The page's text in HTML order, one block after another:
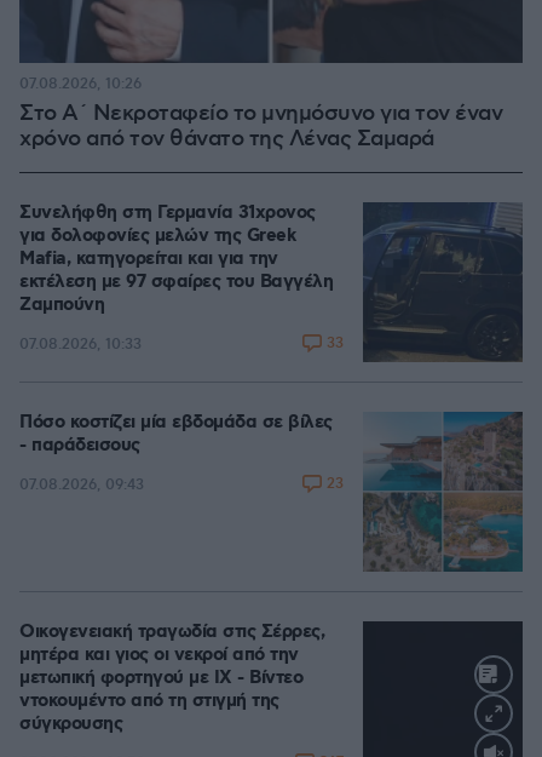
Στο Α΄ Νεκροταφείο το μνημόσυνο για τον έναν
χρόνο από τον θάνατο της Λένας Σαμαρά
07.08.2026, 10:26
Συνελήφθη στη Γερμανία 31χρονος
για δολοφονίες μελών της Greek
Mafia, κατηγορείται και για την
εκτέλεση με 97 σφαίρες του Βαγγέλη
Ζαμπούνη
07.08.2026, 10:33 33
Πόσο κοστίζει μία εβδομάδα σε βίλες
- παράδεισους
07.08.2026, 09:43 23
Οικογενειακή τραγωδία στις Σέρρες,
μητέρα και γιος οι νεκροί από την
μετωπική φορτηγού με ΙΧ - Βίντεο
ντοκουμέντο από τη στιγμή της
σύγκρουσης